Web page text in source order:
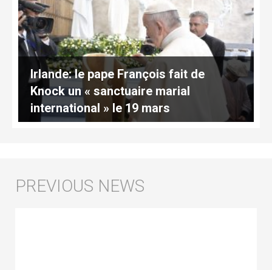
Irlande: le pape François fait de
Knock un « sanctuaire marial
international » le 19 mars